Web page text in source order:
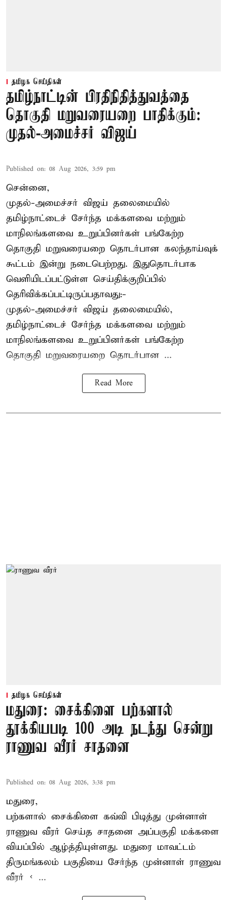
தமிழக செய்திகள்
தமிழ்நாட்டின் பிரதிநிதித்துவத்தை
தொகுதி மறுவரையறை பாதிக்கும்:
முதல்-அமைச்சர் விஜய்
Published on: 08 Aug 2026, 3:59 pm
சென்னை,
முதல்-அமைச்சர் விஜய் தலைமையில்
தமிழ்நாட்டைச் சேர்ந்த மக்களவை மற்றும்
மாநிலங்களவை உறுப்பினர்கள் பங்கேற்ற
தொகுதி மறுவரையறை தொடர்பான கலந்தாய்வுக்
கூட்டம் இன்று நடைபெற்றது. இதுதொடர்பாக
வெளியிடப்பட்டுள்ள செய்திக்குறிப்பில்
தெரிவிக்கப்பட்டிருப்பதாவது:-
முதல்-அமைச்சர் விஜய் தலைமையில்,
தமிழ்நாட்டைச் சேர்ந்த மக்களவை மற்றும்
மாநிலங்களவை உறுப்பினர்கள் பங்கேற்ற
தொகுதி மறுவரையறை தொடர்பான ...
Read More
தமிழக செய்திகள்
மதுரை: சைக்கிளை பற்களால்
தூக்கியபடி 100 அடி நடந்து சென்று
ராணுவ வீரர் சாதனை
Published on: 08 Aug 2026, 3:38 pm
மதுரை,
பற்களால் சைக்கிளை கவ்வி பிடித்து முன்னாள்
ராணுவ வீரர் செய்த சாதனை அப்பகுதி மக்களை
வியப்பில் ஆழ்த்தியுள்ளது. மதுரை மாவட்டம்
திருமங்கலம் பகுதியை சேர்ந்த முன்னாள் ராணுவ
வீரர் < ...